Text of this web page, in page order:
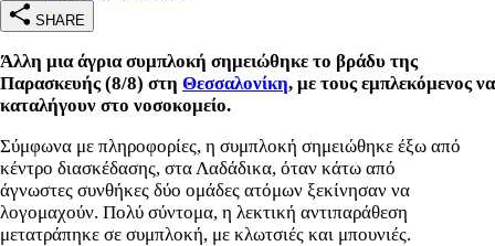
SHARE
Άλλη μια άγρια συμπλοκή σημειώθηκε το βράδυ της
Παρασκευής (8/8) στη Θεσσαλονίκη, με τους εμπλεκόμενος να
καταλήγουν στο νοσοκομείο.
Σύμφωνα με πληροφορίες, η συμπλοκή σημειώθηκε έξω από
κέντρο διασκέδασης, στα Λαδάδικα, όταν κάτω από
άγνωστες συνθήκες δύο ομάδες ατόμων ξεκίνησαν να
λογομαχούν. Πολύ σύντομα, η λεκτική αντιπαράθεση
μετατράπηκε σε συμπλοκή, με κλωτσιές και μπουνιές.